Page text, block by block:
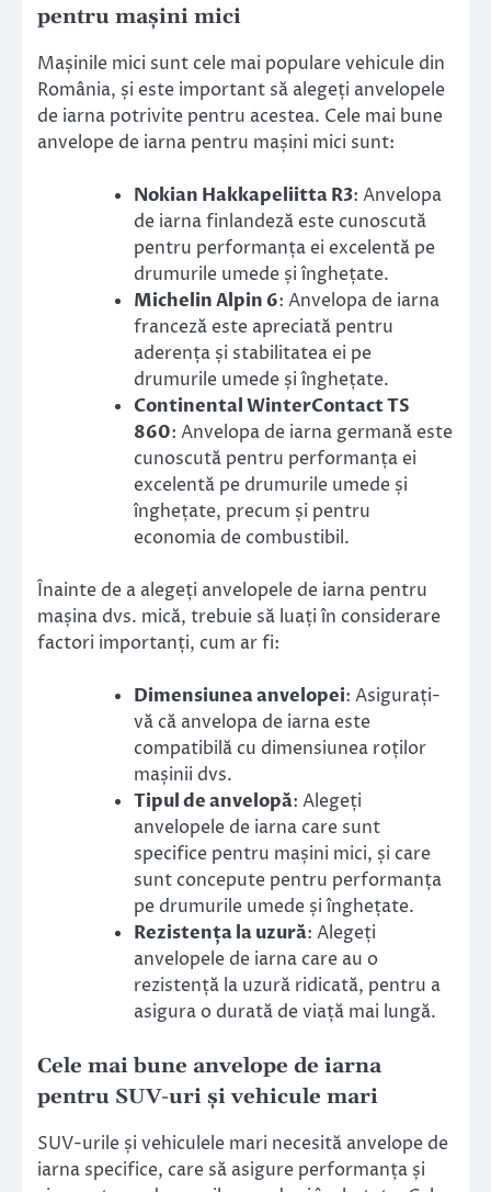
pentru mașini mici
Mașinile mici sunt cele mai populare vehicule din
România, și este important să alegeți anvelopele
de iarna potrivite pentru acestea. Cele mai bune
anvelope de iarna pentru mașini mici sunt:
Nokian Hakkapeliitta R3: Anvelopa
de iarna finlandeză este cunoscută
pentru performanța ei excelentă pe
drumurile umede și înghețate.
Michelin Alpin 6: Anvelopa de iarna
franceză este apreciată pentru
aderența și stabilitatea ei pe
drumurile umede și înghețate.
Continental WinterContact TS
860: Anvelopa de iarna germană este
cunoscută pentru performanța ei
excelentă pe drumurile umede și
înghețate, precum și pentru
economia de combustibil.
Înainte de a alegeți anvelopele de iarna pentru
mașina dvs. mică, trebuie să luați în considerare
factori importanți, cum ar fi:
Dimensiunea anvelopei: Asigurați-
vă că anvelopa de iarna este
compatibilă cu dimensiunea roților
mașinii dvs.
Tipul de anvelopă: Alegeți
anvelopele de iarna care sunt
specifice pentru mașini mici, și care
sunt concepute pentru performanța
pe drumurile umede și înghețate.
Rezistența la uzură: Alegeți
anvelopele de iarna care au o
rezistență la uzură ridicată, pentru a
asigura o durată de viață mai lungă.
Cele mai bune anvelope de iarna
pentru SUV-uri și vehicule mari
SUV-urile și vehiculele mari necesită anvelope de
iarna specifice, care să asigure performanța și